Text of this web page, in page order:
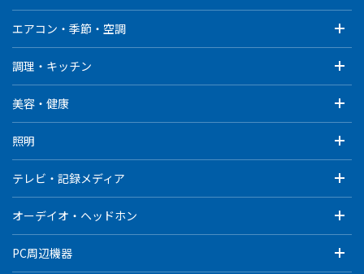
エアコン・季節・空調
調理・キッチン
美容・健康
照明
テレビ・記録メディア
オーデイオ・ヘッドホン
PC周辺機器